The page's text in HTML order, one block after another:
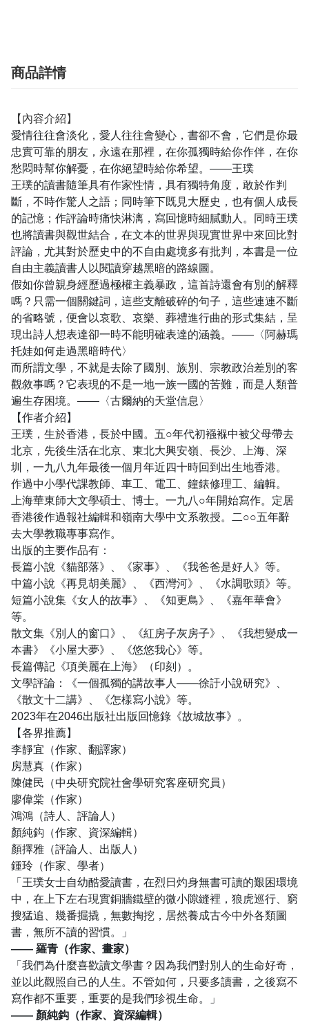
商品詳情
【內容介紹】
愛情往往會淡化，愛人往往會變心，書卻不會，它們是你最
忠實可靠的朋友，永遠在那裡，在你孤獨時給你作伴，在你
愁悶時幫你解憂，在你絕望時給你希望。——王璞
王璞的讀書隨筆具有作家性情，具有獨特角度，敢於作判
斷，不時作驚人之語；同時筆下既見大歷史，也有個人成長
的記憶；作評論時痛快淋漓，寫回憶時細膩動人。同時王璞
也將讀書與觀世結合，在文本的世界與現實世界中來回比對
評論，尤其對於歷史中的不自由處境多有批判，本書是一位
自由主義讀書人以閱讀穿越黑暗的路線圖。
假如你曾親身經歷過極權主義暴政，這首詩還會有別的解釋
嗎？只需一個關鍵詞，這些支離破碎的句子，這些連連不斷
的省略號，便會以哀歌、哀樂、葬禮進行曲的形式集結，呈
現出詩人想表達卻一時不能明確表達的涵義。——〈阿赫瑪
托娃如何走過黑暗時代〉
而所謂文學，不就是去除了國別、族別、宗教政治差別的客
觀敘事嗎？它表現的不是一地一族一國的苦難，而是人類普
遍生存困境。——〈古爾納的天堂信息〉
【作者介紹】
王璞，生於香港，長於中國。五○年代初襁褓中被父母帶去
北京，先後生活在北京、東北大興安嶺、長沙、上海、深
圳，一九八九年最後一個月年近四十時回到出生地香港。
作過中小學代課教師、車工、電工、鐘錶修理工、編輯。
上海華東師大文學碩士、博士。一九八○年開始寫作。定居
香港後作過報社編輯和嶺南大學中文系教授。二○○五年辭
去大學教職專事寫作。
出版的主要作品有：
長篇小說《貓部落》、《家事》、《我爸爸是好人》等。
中篇小說《再見胡美麗》、《西灣河》、《水調歌頭》等。
短篇小說集《女人的故事》、《知更鳥》、《嘉年華會》
等。
散文集《別人的窗口》、《紅房子灰房子》、《我想變成一
本書》《小屋大夢》、《悠悠我心》等。
長篇傳記《項美麗在上海》（印刻）。
文學評論：《一個孤獨的講故事人——徐訏小說研究》、
《散文十二講》、《怎樣寫小說》等。
2023年在2046出版社出版回憶錄《故城故事》。
【各界推薦】
李靜宜（作家、翻譯家）
房慧真（作家）
陳健民（中央研究院社會學研究客座研究員）
廖偉棠（作家）
鴻鴻（詩人、評論人）
顏純鈎（作家、資深編輯）
顏擇雅（評論人、出版人）
鍾玲（作家、學者）
「王璞女士自幼酷愛讀書，在烈日灼身無書可讀的艱困環境
中，在上下左右現實銅牆鐵壁的微小隙縫裡，狼虎巡行、窮
搜猛追、幾番掘撬，無數掏挖，居然養成古今中外各類圖
書，無所不讀的習慣。」
—— 羅青（作家、畫家）
「我們為什麼喜歡讀文學書？因為我們對別人的生命好奇，
並以此觀照自己的人生。不管如何，只要多讀書，之後寫不
寫作都不重要，重要的是我們珍視生命。」
—— 顏純鈎（作家、資深編輯）